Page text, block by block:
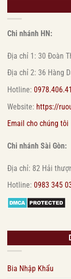
Chi nhánh HN:
Địa chỉ 1: 30 Đoàn
Địa chỉ 2: 36 Hàng
Hotline:
Website: https://
Email cho chúng tôi
Chi nhánh Sài Gòn:
Địa chỉ: 82 Hải
Hotline: 0983 345
Bia Nhập Khẩu